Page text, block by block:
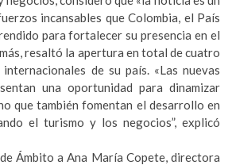
incansables que Colombia, el País
para fortalecer su presencia en el
resaltó la apertura en total de cuatro
de su país. «Las nuevas
una oportunidad para dinamizar
que también fomentan el desarrollo en
el turismo y los negocios”, explicó
Ámbito a Ana María Copete, directora